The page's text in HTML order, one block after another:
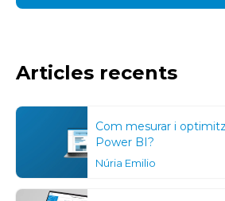
Articles recents
Com mesurar i
Power BI?
Núria Emilio